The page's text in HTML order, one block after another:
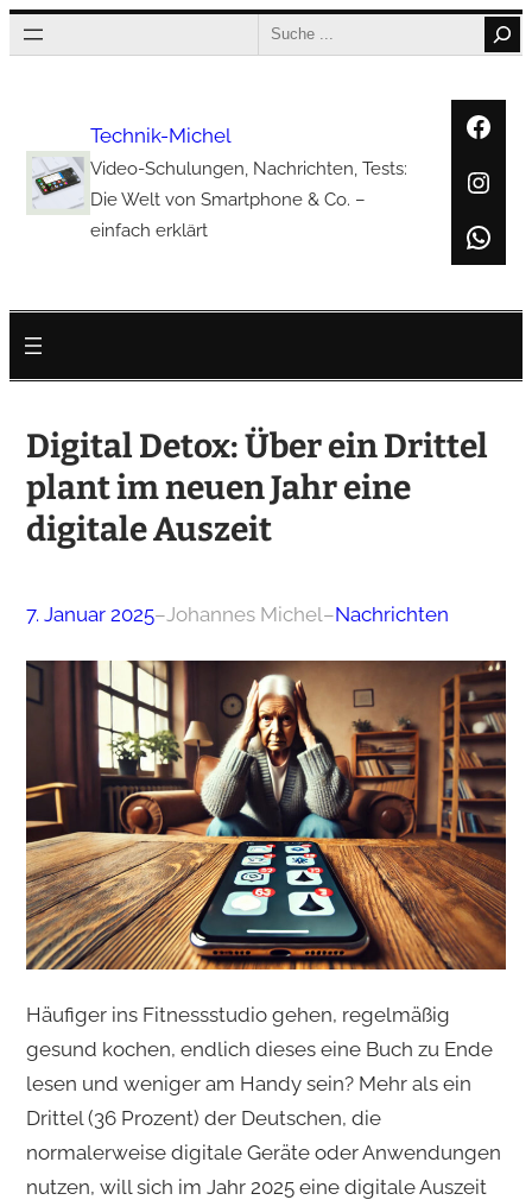
Zum
Inhalt
Search
Technik-Michel
Video-Schulungen, Nachrichten, Tests:
Die Welt von Smartphone & Co. –
einfach erklärt
Digital Detox: Über ein Drittel
plant im neuen Jahr eine
digitale Auszeit
7. Januar 2025–Johannes Michel–Nachrichten
Häufiger ins Fitnessstudio gehen, regelmäßig
gesund kochen, endlich dieses eine Buch zu Ende
lesen und weniger am Handy sein? Mehr als ein
Drittel (36 Prozent) der Deutschen, die
normalerweise digitale Geräte oder Anwendungen
nutzen, will sich im Jahr 2025 eine digitale Auszeit